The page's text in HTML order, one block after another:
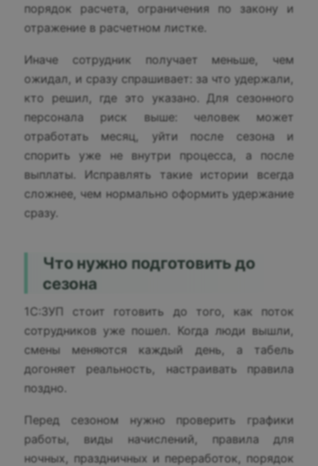
порядок расчета, ограничения по закону и
отражение в расчетном листке.
Иначе сотрудник получает меньше, чем
ожидал, и сразу спрашивает: за что удержали,
кто решил, где это указано. Для сезонного
персонала риск выше: человек может
отработать месяц, уйти после сезона и
спорить уже не внутри процесса, а после
выплаты. Исправлять такие истории всегда
сложнее, чем нормально оформить удержание
сразу.
Что нужно подготовить до
сезона
1С:ЗУП стоит готовить до того, как поток
сотрудников уже пошел. Когда люди вышли,
смены меняются каждый день, а табель
догоняет реальность, настраивать правила
поздно.
Перед сезоном нужно проверить графики
работы, виды начислений, правила для
ночных, праздничных и переработок, порядок